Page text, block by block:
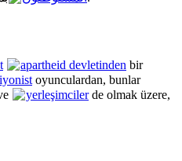
apartheid devletinden bir
oyunculardan, bunlar
yerleşimcilerde olmak üzere,